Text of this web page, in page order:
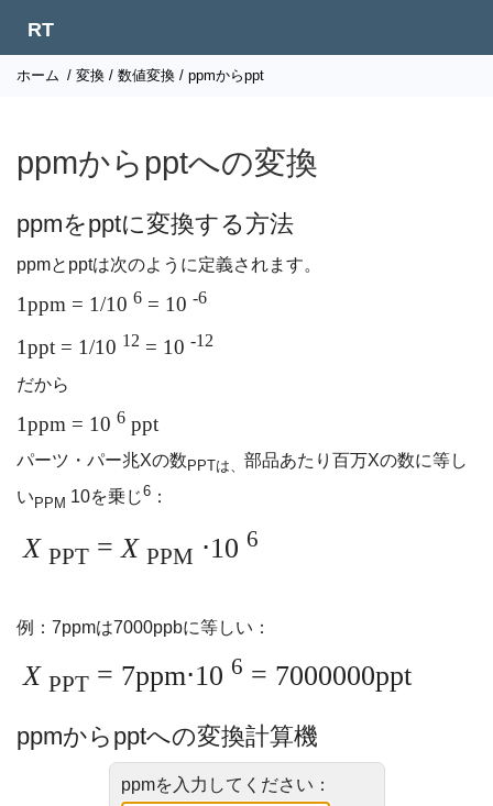
RT
ホーム / 変換 / 数値変換 / ppmからppt
ppmからpptへの変換
ppmをpptに変換する方法
ppmとpptは次のように定義されます。
1ppm = 1/10 6 = 10 -6
1ppt = 1/10 12 = 10 -12
だから
1ppm = 10 6 ppt
パーツ・パー兆Xの数 PPTは、 部品あたり百万Xの数に等し
い PPM 10を乗じ6 ：
X PPT = X PPM ⋅10 6
例：7ppmは7000ppbに等しい：
X PPT = 7ppm⋅10 6 = 7000000ppt
ppmからpptへの変換計算機
ppmを入力してください：